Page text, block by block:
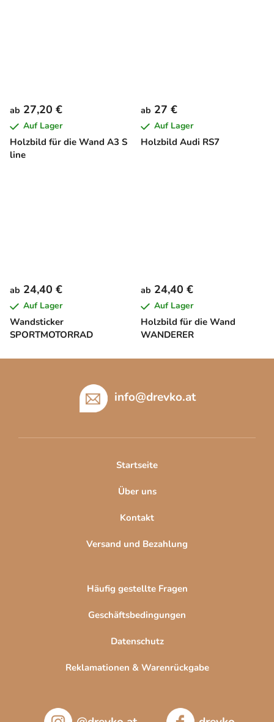
Holzbild für die Wand A3 S
line
ab 27,20 €
Auf Lager
Holzbild Audi RS7
ab 27 €
Auf Lager
Wandsticker
SPORTMOTORRAD
ab 24,40 €
Auf Lager
Holzbild für die Wand
WANDERER
ab 24,40 €
Auf Lager
info@drevko.at
Startseite
Über uns
Kontakt
Versand und Bezahlung
Häufig gestellte Fragen
Geschäftsbedingungen
Datenschutz
Reklamationen & Warenrückgabe